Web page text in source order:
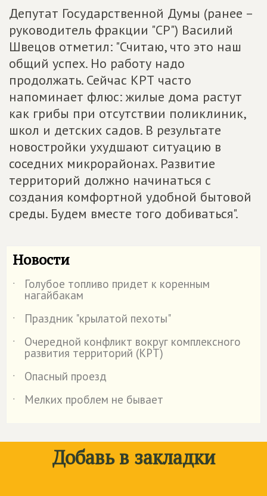
Депутат Государственной Думы (ранее –
руководитель фракции "СР") Василий
Швецов отметил: "Считаю, что это наш
общий успех. Но работу надо
продолжать. Сейчас КРТ часто
напоминает флюс: жилые дома растут
как грибы при отсутствии поликлиник,
школ и детских садов. В результате
новостройки ухудшают ситуацию в
соседних микрорайонах. Развитие
территорий должно начинаться с
создания комфортной удобной бытовой
среды. Будем вместе того добиваться".
Новости
˙ Голубое топливо придет к коренным
нагайбакам
˙
Праздник "крылатой пехоты"
˙
Очередной конфликт вокруг комплексного
развития территорий (КРТ)
˙
Опасный проезд
˙
Мелких проблем не бывает
Добавь в закладки